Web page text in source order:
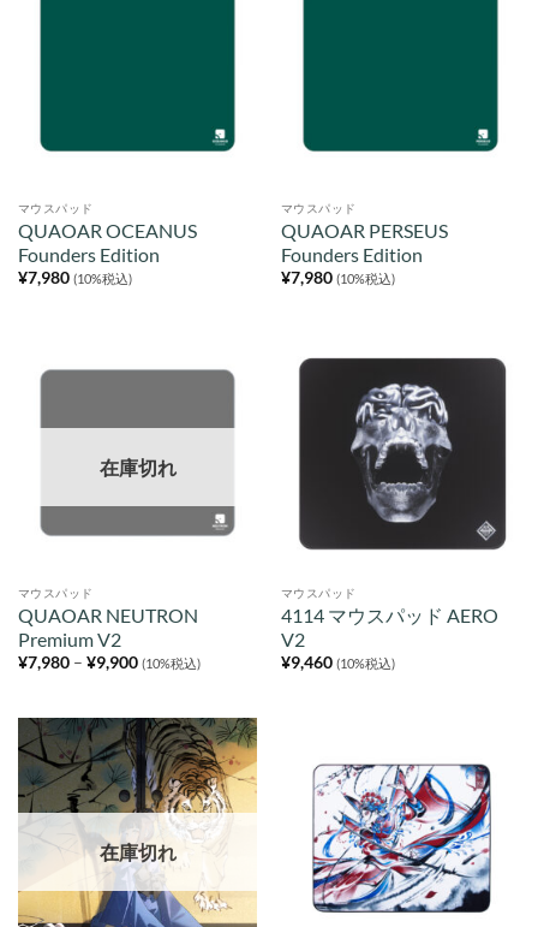
マウスパッド
QUAOAR OCEANUS
Founders Edition
¥7,980 (10%税込)
マウスパッド
QUAOAR PERSEUS
Founders Edition
¥7,980 (10%税込)
在庫切れ
マウスパッド
QUAOAR NEUTRON
Premium V2
¥7,980 – ¥9,900価
格
–
¥9,900
(10%税込)
マウスパッド
4114 マウスパッド AERO
V2
¥9,460 (10%税込)
在庫切れ